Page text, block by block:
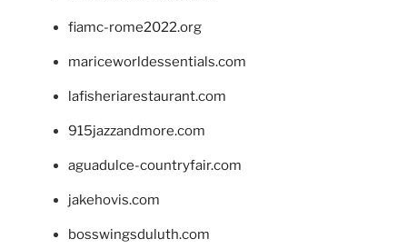
fiamc-rome2022.org
mariceworldessentials.com
lafisheriarestaurant.com
915jazzandmore.com
aguadulce-countryfair.com
jakehovis.com
bosswingsduluth.com